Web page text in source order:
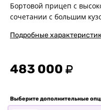
Бортовой прицеп с
сочетании с большим
Подробные
483 000
Выберите дополнительные